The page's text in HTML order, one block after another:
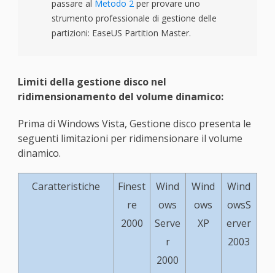
passare al Metodo 2per provare uno
strumento professionale di gestione delle
partizioni: EaseUS Partition Master.
Limiti della gestione disco nel
ridimensionamento del volume dinamico:
Prima di Windows Vista, Gestione disco presenta le
seguenti limitazioni per ridimensionare il volume
dinamico.
Caratteristiche
Finest
re
2000
Wind
ows
Serve
r
2000
Wind
ows
XP
Wind
owsS
erver
2003